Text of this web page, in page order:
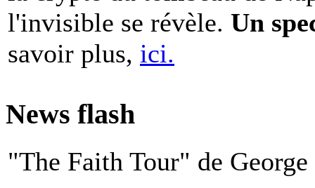
l'invisible se révèle. Un
savoir plus, ici.
News flash
"The Faith Tour" de